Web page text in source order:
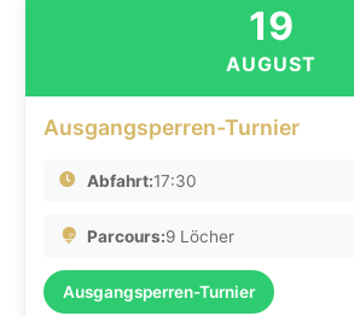
19
AUGUST
Ausgangsperren-Turnier
Abfahrt:17:30
Parcours:9 Löcher
Ausgangsperren-Turnier